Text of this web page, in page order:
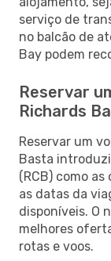
serviço de
no balcão de
Bay podem
Reservar
Richards
Reservar um
Basta
(RCB) como
as datas da
disponíveis. O
melhores
rotas e voos.